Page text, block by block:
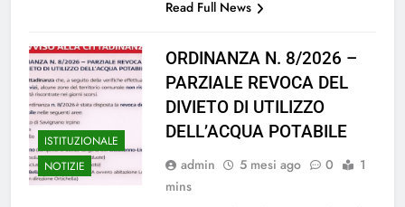
Read Full News
ISTITUZIONALE
NOTIZIE
ORDINANZA N. 8/2026 –
PARZIALE REVOCA DEL
DIVIETO DI UTILIZZO
DELL’ACQUA POTABILE
admin 5 mesi ago 0
1
mins